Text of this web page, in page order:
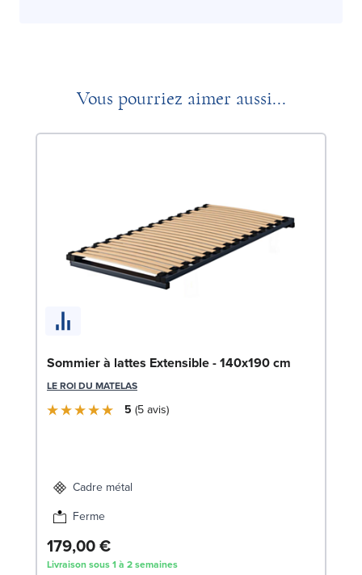
Vous pourriez aimer aussi...
Sommier à lattes Extensible - 140x190 cm
LE ROI DU MATELAS
5 5avis
Cadre métal
Ferme
179,00 €
Livraison sous 1 à 2 semaines